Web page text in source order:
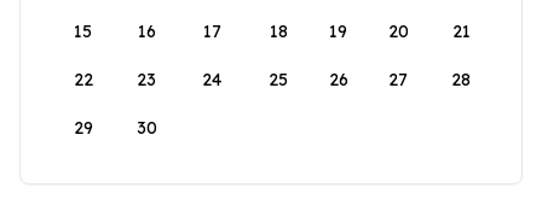
15 16 17 18 19 20 21
22 23 24 25 26 27 28
29 30